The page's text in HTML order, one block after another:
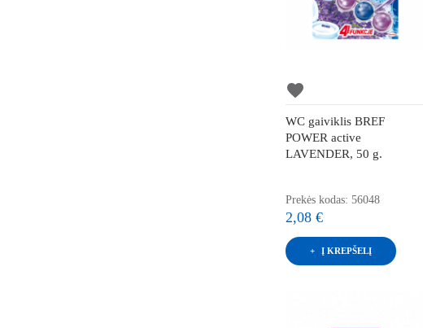
favorite
WC gaiviklis BREF
POWER active
LAVENDER, 50 g.
Prekės kodas: 56048
2,08 €
Į KREPŠELĮ